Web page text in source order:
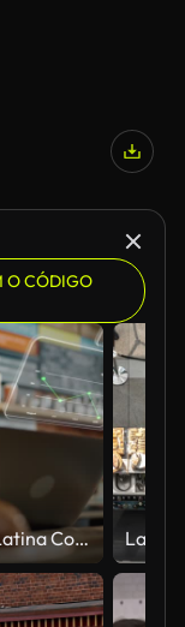
O CÓDIGO
Beautiful Latina Coffee Shop Owner está trabalhando em laptop computador e verificando inventário em um Café Aconchegante. Gerente de restaurante navegando na Internet e conversando com amigos. Conceito de Realidade Aumentada VFX.